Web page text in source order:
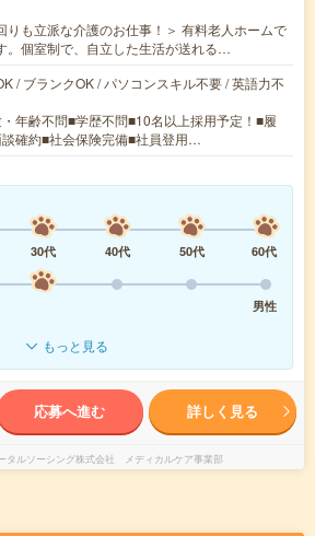
りも立派な介護のお仕事！＞ 有料老人ホームで
。個室制で、自立した生活が送れる…
/ ブランクOK / パソコンスキル不要 / 英語力不
年齢不問■学歴不問■10名以上採用予定！■履
確約■社会保険完備■社員登用…
30代 40代 50代
60代
男性
もっと見る
応募へ進む 詳しく見る
タルソーシング株式会社 メディカルケア事業部